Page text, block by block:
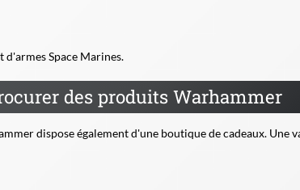
Space Marines.
des produits Warhammer
dispose également d'une boutique de cadeaux. Une